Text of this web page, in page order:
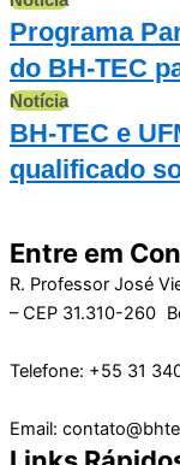
Programa
do BH-TEC
Notícia
BH-TEC e
qualificado
Entre em
R. Professor José
– CEP 31.310-260
Telefone: +55 31
Email: